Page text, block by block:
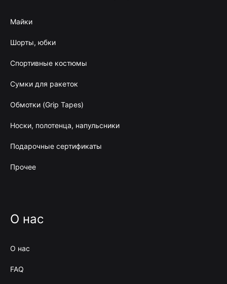
Майки
Шорты, юбки
Спортивные костюмы
Сумки для ракеток
Обмотки (Grip Tapes)
Носки, полотенца, напульсники
Подарочные сертификаты
Прочее
О нас
О нас
FAQ